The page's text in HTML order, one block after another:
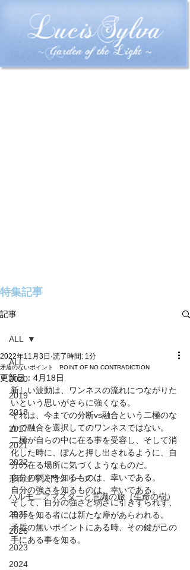
特集記事
記事
ALL
2020
2019
2018
2017
2021
2022
形而上学入門シリーズ
ハルモニアマスターと意識の旅（生命の樹）
2025
2026
2023
2024
ALL
矛盾のないポイント POINT OF NO CONTRADICTION
2022年11月3日 読了時間: 1分
更新日： 4月18日
新しい波動は、ワンネスの流れにつながりた
いという思いがさらに強くなる。
それは、今までの分断vs融合という二極のな
かで融合を選択してのワンネスではない。
二極が自らの中に在る事を受容し、そして消
化した時に、ぽんと押し出されるように、自
分の在る場所に気づくようなものだ。
自分の弱さを知るものは、幸いである。
自分の強さを知るものは、幸いである。
そして、自分の強さと弱さに引きずられず、
自分を知る者には新たな扉があらわれる。
矛盾の無いポイントにある時、その鍵が己の
手にある事を知る。